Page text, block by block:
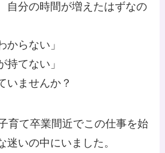
自分の時間が増えたはずなの
からない」
持てない」
いませんか？
育て卒業間近でこの仕事を始
迷いの中にいました。